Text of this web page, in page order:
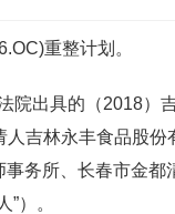
重整计划。
院出具的（2018）
吉林永丰食品股
务所、长春市金都
）。